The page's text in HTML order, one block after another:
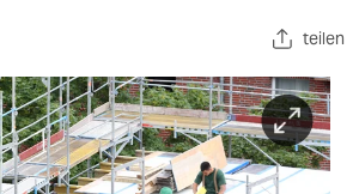
teilen